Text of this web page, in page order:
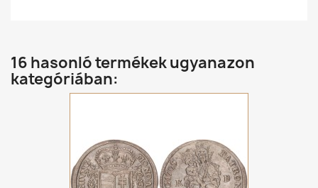
16 hasonló termékek ugyanazon
kategóriában: